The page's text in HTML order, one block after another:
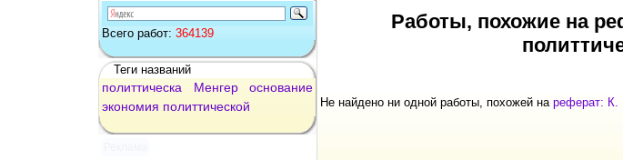
Всего работ: 364139
Теги названий
политтическа Менгер
основание
экономия политтической
Работы, похожие на
Не найдено ни одной работы, похожей на реферат: К.